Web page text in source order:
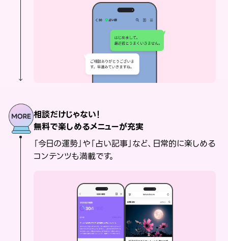
相談だけじゃない！
無料で楽しめるメニューが充実
「今日の運勢」や「占い記事」など、日常的に楽しめる
コンテンツも満載です。